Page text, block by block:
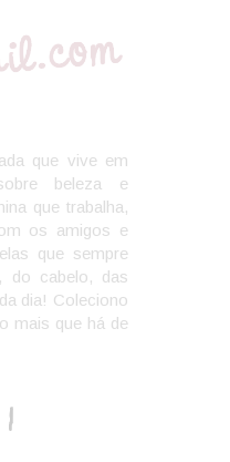
que vive em
beleza e
que trabalha,
os amigos e
que sempre
do cabelo, das
dia! Coleciono
mais que há de